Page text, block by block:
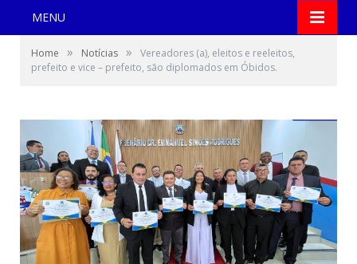
MENU
Home » Notícias »
Vereadores (a), eleitos e reeleitos,
prefeito e vice – prefeito, são diplomados em Óbidos.